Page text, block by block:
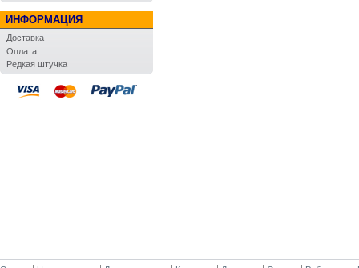
ИНФОРМАЦИЯ
Доставка
Оплата
Редкая штучка